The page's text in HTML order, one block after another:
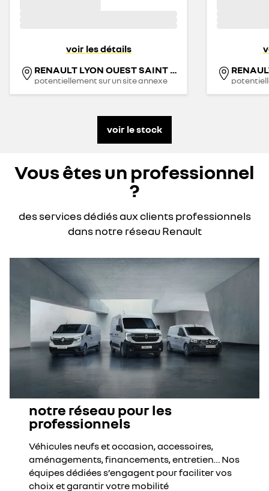
voir les détails
RENAULT LYON OUEST SAINT GENIS - RRG
potentiellement sur un site annexe
voir le stock
Vous êtes un professionnel
?
des services dédiés aux clients professionnels
dans notre réseau Renault
notre réseau pour les
professionnels
Véhicules neufs et occasion, accessoires,
aménagements, financements, entretien… Nos
équipes dédiées s’engagent pour faciliter vos
choix et garantir votre mobilité